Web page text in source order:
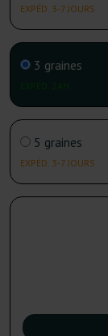
EXPÉD. 3-7 JOURS
3 graines
5 graines
EXPÉD. 3-7 JOURS